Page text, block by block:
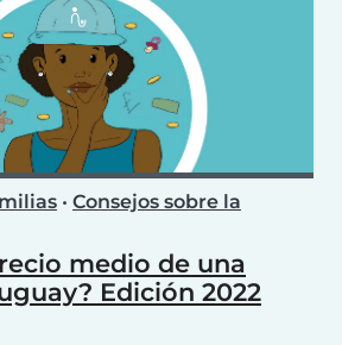
• Consejos sobre la
medio de una
Edición 2022